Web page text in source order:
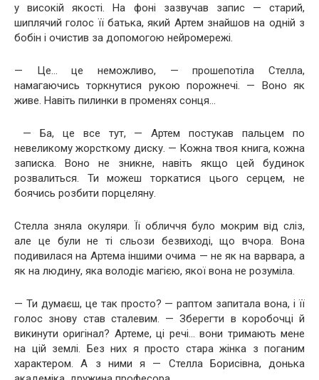
у високій якості. На фоні зазвучав запис — старий,
шиплячий голос її батька, який Артем знайшов на одній з
бобін і очистив за допомогою нейромережі.
— Це… це неможливо, — прошепотіла Стелла,
намагаючись торкнутися рукою порожнечі. — Воно як
живе. Навіть пилинки в променях сонця…
— Ба, це все тут, — Артем постукав пальцем по
невеликому жорсткому диску. — Кожна твоя книга, кожна
записка. Воно не зникне, навіть якщо цей будинок
розвалиться. Ти можеш торкатися цього серцем, не
боячись розбити порцеляну.
Стелла зняла окуляри. Її обличчя було мокрим від сліз,
але це були не ті сльози безвиході, що вчора. Вона
подивилася на Артема іншими очима — не як на варвара, а
як на людину, яка володіє магією, якої вона не розуміла.
— Ти думаєш, це так просто? — раптом запитала вона, і її
голос знову став сталевим. — Зберегти в коробочці й
викинути оригінал? Артеме, ці речі… вони тримають мене
на цій землі. Без них я просто стара жінка з поганим
характером. А з ними я — Стелла Борисівна, донька